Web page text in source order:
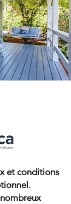
et conditions